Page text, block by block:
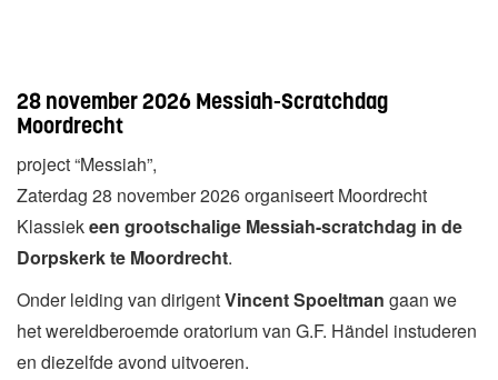
28 november 2026 Messiah-Scratchdag
Moordrecht
project “Messiah”,
Zaterdag 28 november 2026 organiseert Moordrecht
Klassiekeen grootschalige Messiah-scratchdag in de
Dorpskerk te Moordrecht.
Onder leiding van dirigentVincent Spoeltman gaan we
het wereldberoemde oratorium van G.F. Händel instuderen
en diezelfde avond uitvoeren.